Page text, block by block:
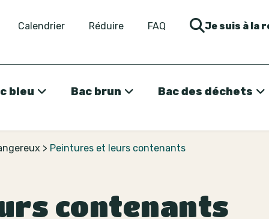
Calendrier Réduire FAQ Je suis à la
bleu Bac brun Bac des déchets
> Peintures et leurs contenants
contenants